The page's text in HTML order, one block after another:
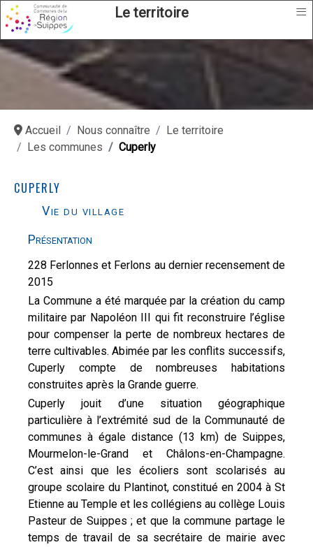
Le territoire ≡
Accueil Nous connaître
Le territoire
Les communes
Cuperly
CUPERLY
Vie du village
Présentation
228 Ferlonnes et Ferlons au dernier recensement de
2015
La Commune a été marquée par la création du camp
militaire par Napoléon III qui fit reconstruire l’église
pour compenser la perte de nombreux hectares de
terre cultivables. Abimée par les conflits successifs,
Cuperly compte de nombreuses habitations
construites après la Grande guerre.
Cuperly jouit d’une situation géographique
particulière à l’extrémité sud de la Communauté de
communes à égale distance (13 km) de Suippes,
Mourmelon-le-Grand et Châlons-en-Champagne.
C’est ainsi que les écoliers sont scolarisés au
groupe scolaire du Plantinot, constitué en 2004 à St
Etienne au Temple et les collégiens au collège Louis
Pasteur de Suippes ; et que la commune partage le
temps de travail de sa secrétaire de mairie avec